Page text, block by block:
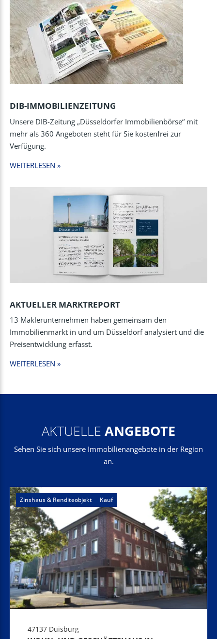
DIB-IMMOBILIENZEITUNG
Unsere DIB-Zeitung „Düsseldorfer Immobilienbörse“ mit
mehr als 360 Angeboten steht für Sie kostenfrei zur
Verfügung.
WEITERLESEN »
AKTUELLER MARKTREPORT
13 Maklerunternehmen haben gemeinsam den
Immobilienmarkt in und um Düsseldorf analysiert und die
Preisentwicklung erfasst.
WEITERLESEN »
AKTUELLE ANGEBOTE
Sehen Sie sich unsere Immobilienangebote in der Region
an.
Zinshaus & Renditeobjekt Kauf
47137 Duisburg